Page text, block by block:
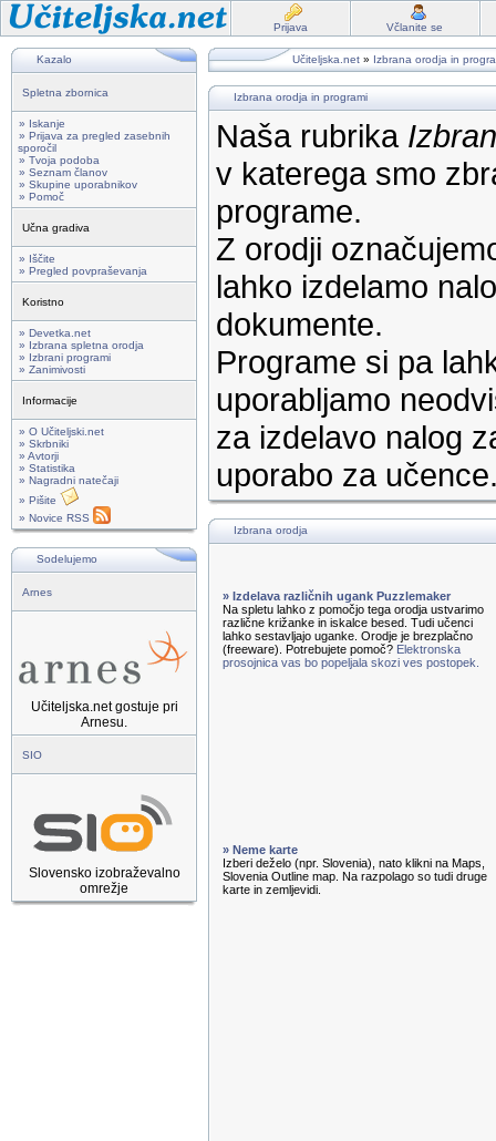
Prijava Včlanite se
Kazalo
Spletna zbornica
» Iskanje
» Prijava za pregled zasebnih
sporočil
» Tvoja podoba
» Seznam članov
» Skupine uporabnikov
» Pomoč
Učna gradiva
» Iščite
» Pregled povpraševanja
Koristno
» Devetka.net
» Izbrana spletna orodja
» Izbrani programi
» Zanimivosti
Informacije
» O Učiteljski.net
» Skrbniki
» Avtorji
» Statistika
» Nagradni natečaji
» Pišite
» Novice RSS
Sodelujemo
Arnes
Učiteljska.net gostuje pri
Arnesu.
SIO
Slovensko izobraževalno
omrežje
Učiteljska.net » Izbrana orodja in
Izbrana orodja in programi
Naša rubrika
v katerega smo
programe.
Z orodji
lahko izdelamo
dokumente.
Programe si pa
uporabljamo
za izdelavo nalog
uporabo za
Izbrana orodja
» Izdelava različnih ugank Puzzlemaker
Na spletu lahko z pomočjo tega orodja ustvarimo
različne križanke in iskalce besed. Tudi učenci
lahko sestavljajo uganke. Orodje je brezplačno
(freeware). Potrebujete pomoč? Elektronska
prosojnica vas bo popeljala skozi ves postopek.
» Neme karte
Izberi deželo (npr. Slovenia), nato klikni na Maps,
Slovenia Outline map. Na razpolago so tudi druge
karte in zemljevidi.